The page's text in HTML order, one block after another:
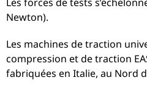
Newton).
Les machines de traction
compression et de traction
fabriquées en Italie, au Nord